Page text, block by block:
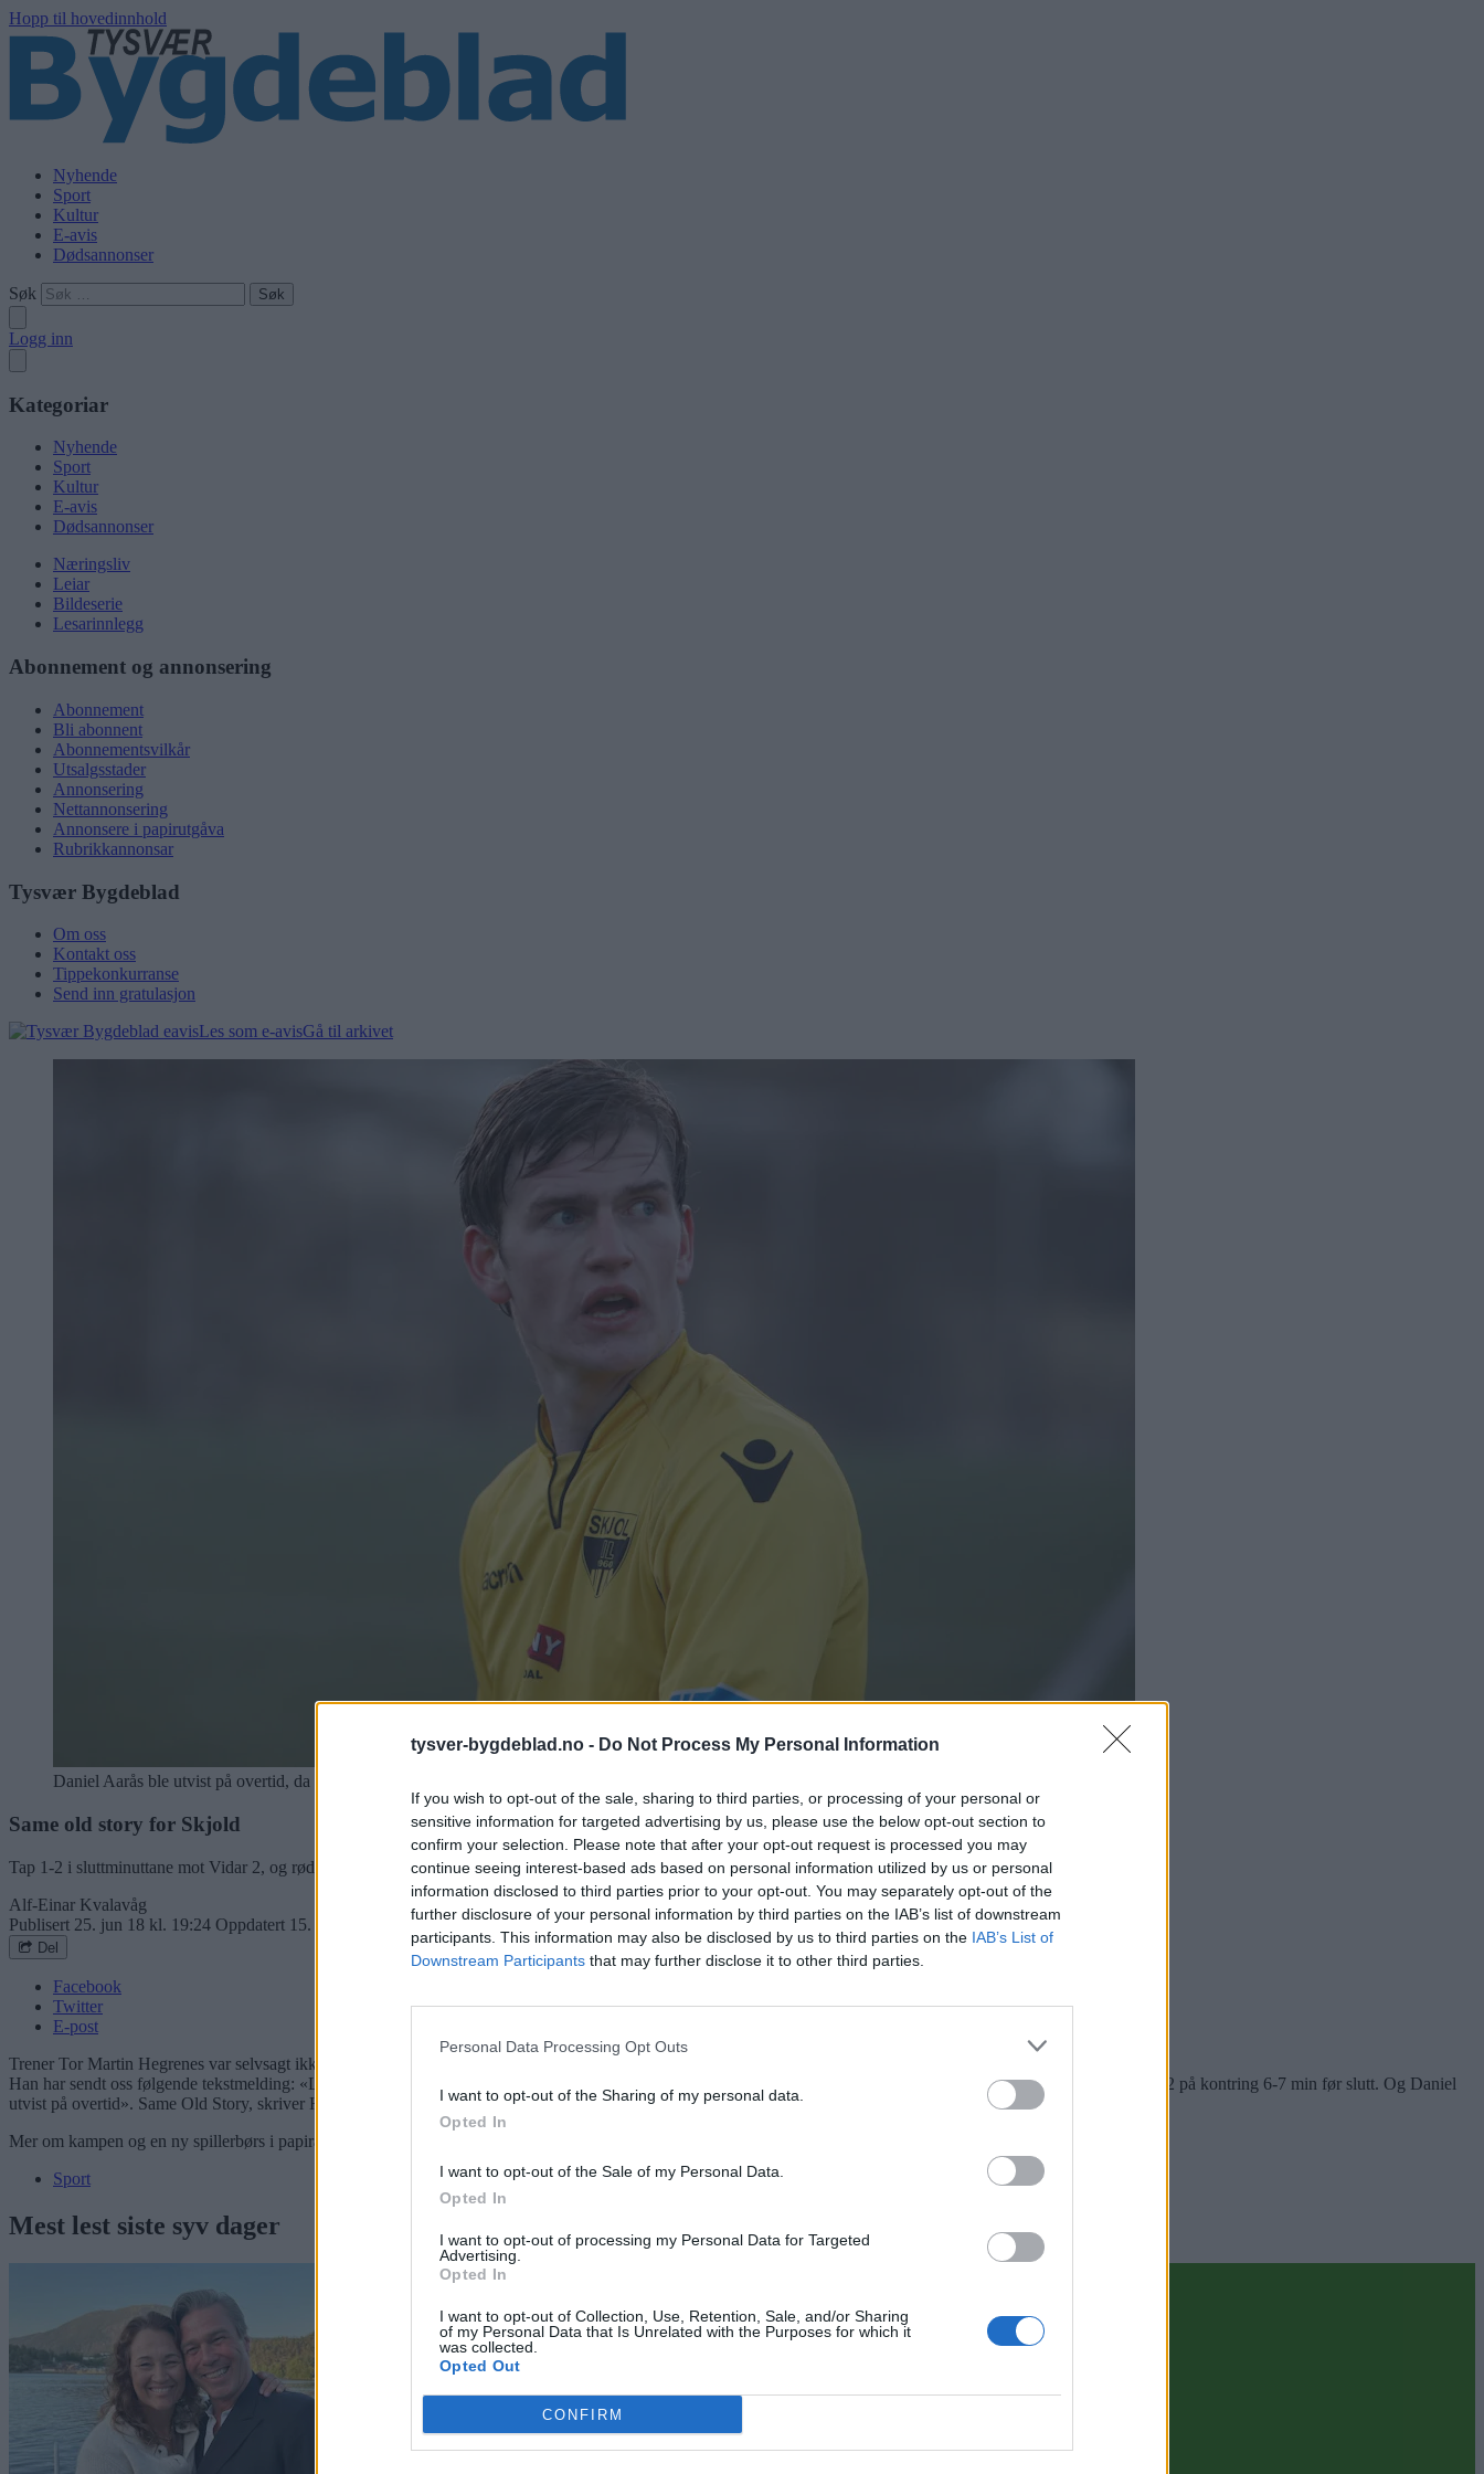
tysver-bygdeblad.no - Do Not Process My Personal Information
If you wish to opt-out of the sale, sharing to third parties, or processing of your personal or
sensitive information for targeted advertising by us, please use the below opt-out section to
confirm your selection. Please note that after your opt-out request is processed you may
continue seeing interest-based ads based on personal information utilized by us or personal
information disclosed to third parties prior to your opt-out. You may separately opt-out of the
further disclosure of your personal information by third parties on the IAB’s list of downstream
participants. This information may also be disclosed by us to third parties on the IAB’s List of
Downstream Participants that may further disclose it to other third parties.
Personal Data Processing Opt Outs
I want to opt-out of the Sharing of my personal data.
Opted In
I want to opt-out of the Sale of my Personal Data.
Opted In
I want to opt-out of processing my Personal Data for Targeted
Advertising.
Opted In
I want to opt-out of Collection, Use, Retention, Sale, and/or Sharing
of my Personal Data that Is Unrelated with the Purposes for which it
was collected.
Opted Out
CONFIRM
Hopp til hovedinnhold
Nyhende
Sport
Kultur
E-avis
Dødsannonser
Søk
Logg inn
Kategoriar
Nyhende
Sport
Kultur
E-avis
Dødsannonser
Næringsliv
Leiar
Bildeserie
Lesarinnlegg
Abonnement og annonsering
Abonnement
Bli abonnent
Abonnementsvilkår
Utsalgsstader
Annonsering
Nettannonsering
Annonsere i papirutgåva
Rubrikkannonsar
Tysvær Bygdeblad
Om oss
Kontakt oss
Tippekonkurranse
Send inn gratulasjon
Les som e-avisGå til arkivet
Daniel Aarås ble utvist på overtid, da Skjold tapte for Vidar 2.. Foto: Alf-Einar Kvalavåg
Same old story for Skjold
Tap 1-2 i sluttminuttane mot Vidar 2, og rødt kort på målscorer Daniel Aarås. Det er tungt å komme skikkelig på bølgen for Skjold.
Alf-Einar Kvalavåg
Publisert 25. jun 18 kl. 19:24 Oppdatert 15. aug 19 kl. 17:54
Del
Facebook
Twitter
E-post
Trener Tor Martin Hegrenes var selvsagt ikke fornøyd etter 1-2 i Stavanger.
Han har sendt oss følgende tekstmelding: «Leda 1-0. Så 1-1 på lykketreff på volley fra 40 meter. Det var det til pause. Fleire feite sjansar i 2. omgang, uten uttelling. 1-2 på kontring 6-7 min før slutt. Og Daniel
utvist på overtid». Same Old Story, skriver Hegrenes.
Mer om kampen og en ny spillerbørs i papiravisen på torsdag.
Sport
Mest lest siste syv dager